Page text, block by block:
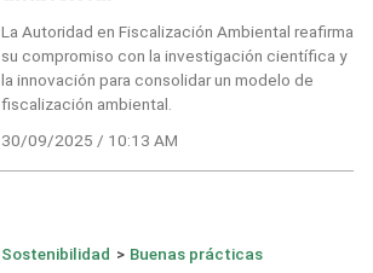
La Autoridad en Fiscalización Ambiental reafirma
su compromiso con la investigación científica y
la innovación para consolidar un modelo de
fiscalización ambiental.
30/09/2025 / 10:13 AM
Sostenibilidad > Buenas prácticas